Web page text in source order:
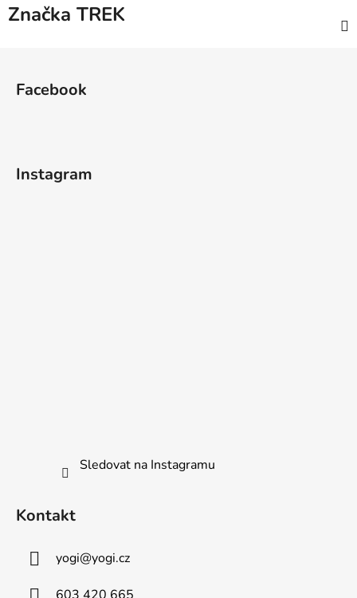
Značka TREK
Facebook
Instagram
Sledovat na Instagramu
Kontakt
yogi@yogi.cz